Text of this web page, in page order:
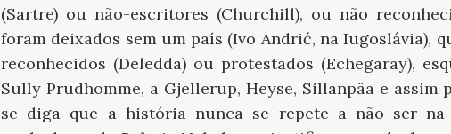
(Sartre) ou não-escritores (Churchill), ou não
foram deixados sem um país (Ivo Andrić, na Iugoslávia),
reconhecidos (Deledda) ou protestados (Echegaray),
Sully Prudhomme, a Gjellerup, Heyse, Sillanpäa e assim
se diga que a história nunca se repete a não ser